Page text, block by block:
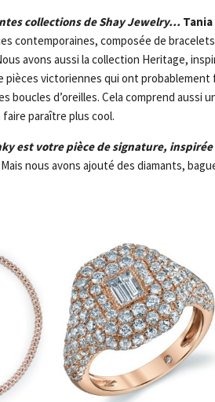
collections de Shay Jewelry…
contemporaines, composée de
avons aussi la collection Heritage,
pièces victoriennes qui ont probablement
boucles d’oreilles. Cela comprend aussi
paraître plus cool.
est votre pièce de signature,
nous avons ajouté des diamants,